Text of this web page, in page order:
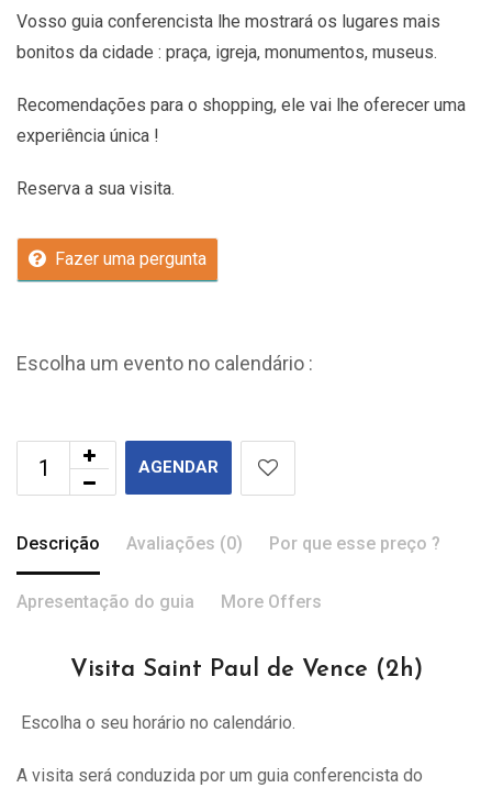
Vosso guia conferencista lhe mostrará os lugares mais
bonitos da cidade : praça, igreja, monumentos, museus.
Recomendações para o shopping, ele vai lhe oferecer uma
experiência única !
Reserva a sua visita.
Fazer uma pergunta
Escolha um evento no calendário :
AGENDAR
Descrição Avaliações (0) Por que esse preço ?
Apresentação do guia More Offers
Visita Saint Paul de Vence (2h)
Escolha o seu horário no calendário.
A visita será conduzida por um guia conferencista do